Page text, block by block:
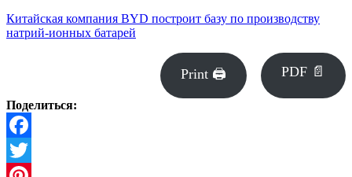
Китайская компания BYD построит базу по производству
натрий-ионных батарей
Print 🖨 PDF 📄
Поделиться:
Facebook